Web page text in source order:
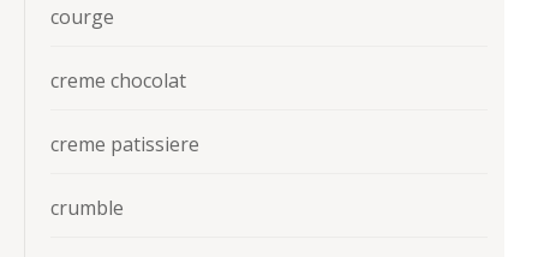
courge
creme chocolat
creme patissiere
crumble